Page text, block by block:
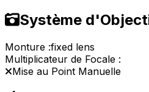
Système
Monture :fixed lens
Multiplicateur de Focale :
Mise au Point Manuelle